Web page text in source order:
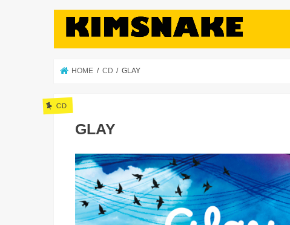
HOME CD GLAY
CD
GLAY